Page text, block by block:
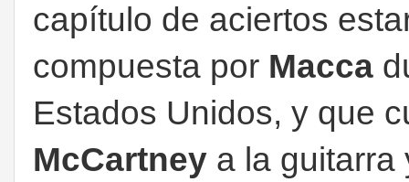
capítulo de aciertos
compuesta por Macca
Estados Unidos, y que
McCartney a la